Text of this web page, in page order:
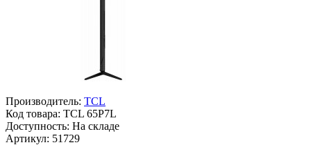
Производитель: TCL
Код товара: TCL 65P7L
Доступность: На складе
Артикул: 51729